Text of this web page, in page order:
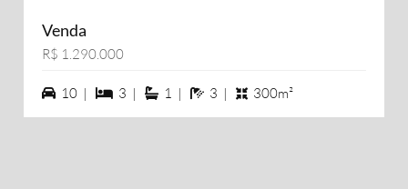
Venda
R$ 1.290.000
10 vagas na garagem
10 | 3 dormiórios
3 | 1 suítes
1 | 3 banheiros
3 | 300m²